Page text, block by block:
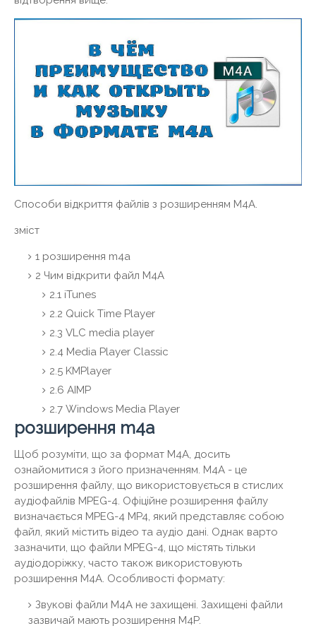
Способи відкриття файлів з розширенням M4A.
зміст
1 розширення m4a
2 Чим відкрити файл M4A
2.1 iTunes
2.2 Quick Time Player
2.3 VLC media player
2.4 Media Player Classic
2.5 KMPlayer
2.6 AIMP
2.7 Windows Media Player
розширення m4a
Щоб розуміти, що за формат М4А, досить
ознайомитися з його призначенням. M4A - це
розширення файлу, що використовується в стислих
аудіофайлів MPEG-4. Офіційне розширення файлу
визначається MPEG-4 MP4, який представляє собою
файл, який містить відео та аудіо дані. Однак варто
зазначити, що файли MPEG-4, що містять тільки
аудіодоріжку, часто також використовують
розширення M4A. Особливості формату:
Звукові файли M4A не захищені. Захищені файли
зазвичай мають розширення M4P.